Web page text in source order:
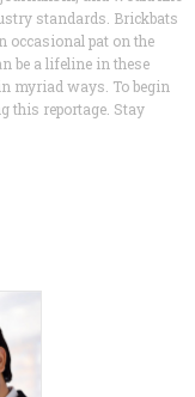
standards. Brickbats
occasional pat on the
be a lifeline in these
myriad ways. To begin
this reportage. Stay